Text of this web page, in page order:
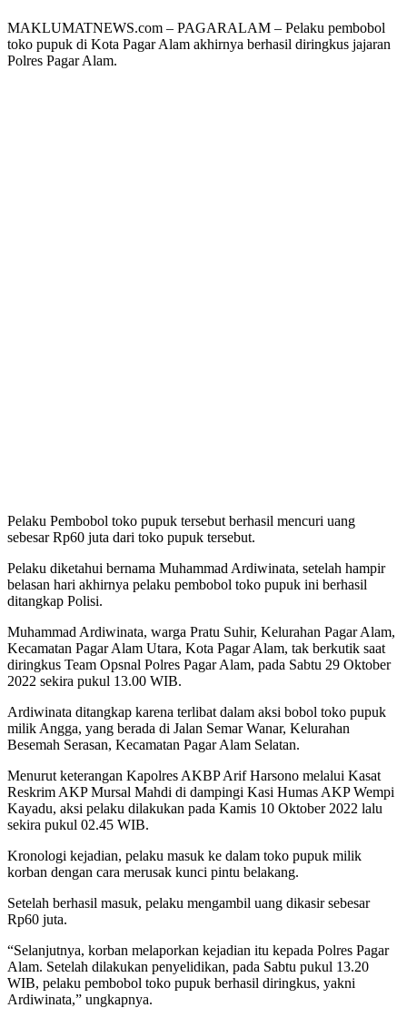
MAKLUMATNEWS.com – PAGARALAM – Pelaku pembobol
toko pupuk di Kota Pagar Alam akhirnya berhasil diringkus jajaran
Polres Pagar Alam.
Pelaku Pembobol toko pupuk tersebut berhasil mencuri uang
sebesar Rp60 juta dari toko pupuk tersebut.
Pelaku diketahui bernama Muhammad Ardiwinata, setelah hampir
belasan hari akhirnya pelaku pembobol toko pupuk ini berhasil
ditangkap Polisi.
Muhammad Ardiwinata, warga Pratu Suhir, Kelurahan Pagar Alam,
Kecamatan Pagar Alam Utara, Kota Pagar Alam, tak berkutik saat
diringkus Team Opsnal Polres Pagar Alam, pada Sabtu 29 Oktober
2022 sekira pukul 13.00 WIB.
Ardiwinata ditangkap karena terlibat dalam aksi bobol toko pupuk
milik Angga, yang berada di Jalan Semar Wanar, Kelurahan
Besemah Serasan, Kecamatan Pagar Alam Selatan.
Menurut keterangan Kapolres AKBP Arif Harsono melalui Kasat
Reskrim AKP Mursal Mahdi di dampingi Kasi Humas AKP Wempi
Kayadu, aksi pelaku dilakukan pada Kamis 10 Oktober 2022 lalu
sekira pukul 02.45 WIB.
Kronologi kejadian, pelaku masuk ke dalam toko pupuk milik
korban dengan cara merusak kunci pintu belakang.
Setelah berhasil masuk, pelaku mengambil uang dikasir sebesar
Rp60 juta.
“Selanjutnya, korban melaporkan kejadian itu kepada Polres Pagar
Alam. Setelah dilakukan penyelidikan, pada Sabtu pukul 13.20
WIB, pelaku pembobol toko pupuk berhasil diringkus, yakni
Ardiwinata,” ungkapnya.